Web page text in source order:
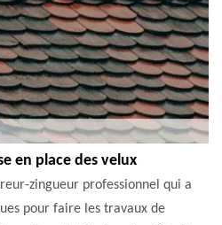
en place des velux
zingueur professionnel qui a
pour faire les travaux de